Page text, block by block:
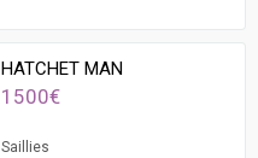
HATCHET MAN
1500€
Saillies